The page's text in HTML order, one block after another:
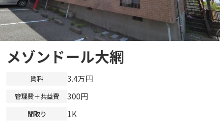
メゾンドール大網
賃料 3.4万円
管理費＋共益費 300円
間取り 1K